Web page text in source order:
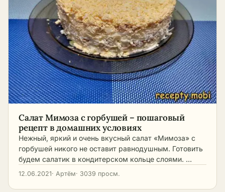
Салат Мимоза с горбушей – пошаговый
рецепт в домашних условиях
Нежный, яркий и очень вкусный салат «Мимоза» с
горбушей никого не оставит равнодушным. Готовить
будем салатик в кондитерском кольце слоями. …
12.06.2021· Артём· 3039 просм.